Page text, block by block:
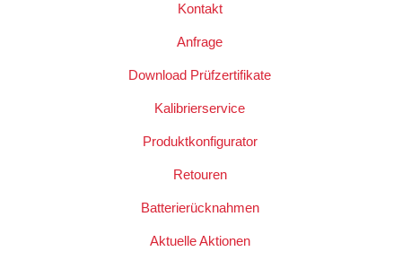
Kontakt
Anfrage
Download Prüfzertifikate
Kalibrierservice
Produktkonfigurator
Retouren
Batterierücknahmen
Aktuelle Aktionen